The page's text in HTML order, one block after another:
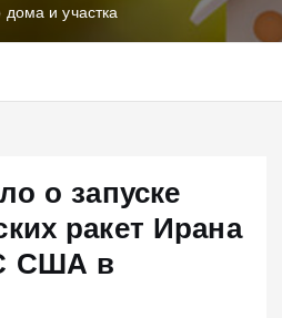
дома и участка
о запуске
ракет Ирана
США в